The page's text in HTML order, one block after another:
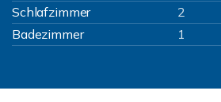
Schlafzimmer
2
Badezimmer
1